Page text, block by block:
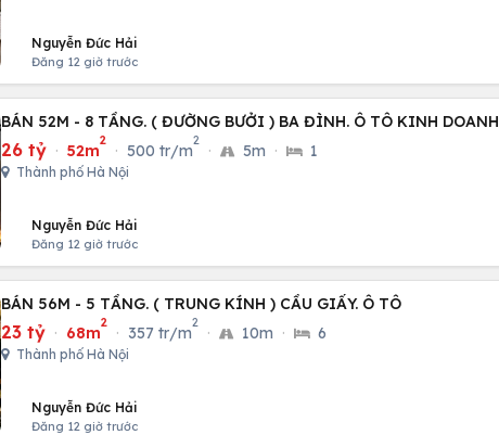
Nguyễn Đức Hải
Đăng 12 giờ trước
BÁN 52M - 8 TẦNG. ( ĐƯỜNG BƯỞI ) BA ĐÌNH. Ô TÔ KINH DOANH
26 tỷ · 52m
2
· 500 tr/m
2
· 5m · 1
Thành phố Hà Nội
Nguyễn Đức Hải
Đăng 12 giờ trước
BÁN 56M - 5 TẦNG. ( TRUNG KÍNH ) CẦU GIẤY. Ô TÔ
23 tỷ · 68m
2
· 357 tr/m
2
· 10m · 6
Thành phố Hà Nội
Nguyễn Đức Hải
Đăng 12 giờ trước